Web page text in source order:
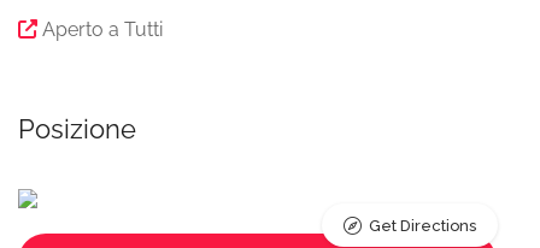
Aperto a Tutti
Posizione
Get Directions